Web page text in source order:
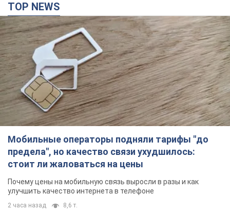
TOP NEWS
Мобильные операторы подняли тарифы "до
предела", но качество связи ухудшилось:
стоит ли жаловаться на цены
Почему цены на мобильную связь выросли в разы и как
улучшить качество интернета в телефоне
2 часа назад 8,6 т.